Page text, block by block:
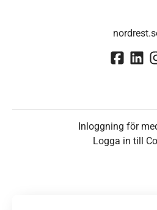
Inloggning för
Logga in till